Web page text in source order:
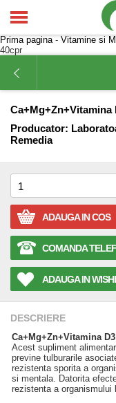
Prima pagina- Vitamine si
40cpr
Ca+Mg+Zn+Vitamina
Producator:
Remedia
ADAUGA IN COS
COMANDA
ADAUGA IN
DESCRIERE
Ca+Mg+Zn+Vitamina
Acest supliment
previne tulburarile
rezistenta sporita a
si mentala. Datorita
rezistenta a organismului